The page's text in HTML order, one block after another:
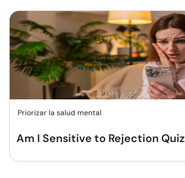
Priorizar la salud mental
Am I Sensitive to Rejection Quiz